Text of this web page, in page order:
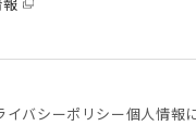
イバシーポリシー個⼈情報